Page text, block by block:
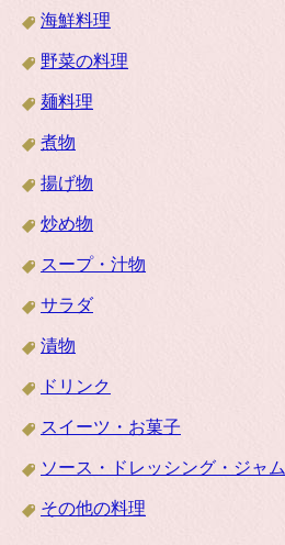
海鮮料理
野菜の料理
麺料理
煮物
揚げ物
炒め物
スープ・汁物
サラダ
漬物
ドリンク
スイーツ・お菓子
ソース・ドレッシング・ジャム
その他の料理